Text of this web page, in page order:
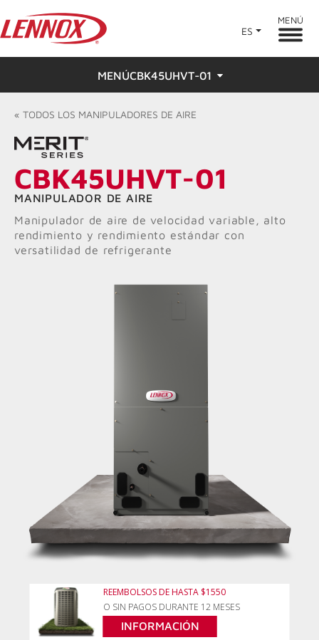
ES
MENÚ
MENÚCBK45UHVT-01
Descripción general
Características
Calificaciones y reseñas
Buscar un distribuidor
« TODOS LOS MANIPULADORES DE AIRE
CBK45UHVT-01
MANIPULADOR DE AIRE
Manipulador de aire de velocidad variable, alto
rendimiento y rendimiento estándar con
versatilidad de refrigerante
REEMBOLSOS DE HASTA $1550
O SIN PAGOS DURANTE 12 MESES
INFORMACIÓN